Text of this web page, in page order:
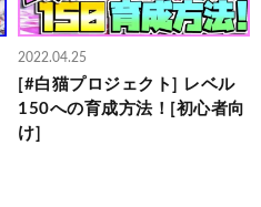
2022.04.25
[#白猫プロジェクト] レベル
150への育成方法！[初心者向
け]